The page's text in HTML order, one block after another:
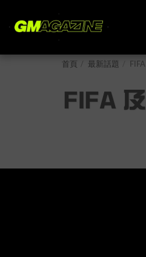
首頁 最新話題
FIFA